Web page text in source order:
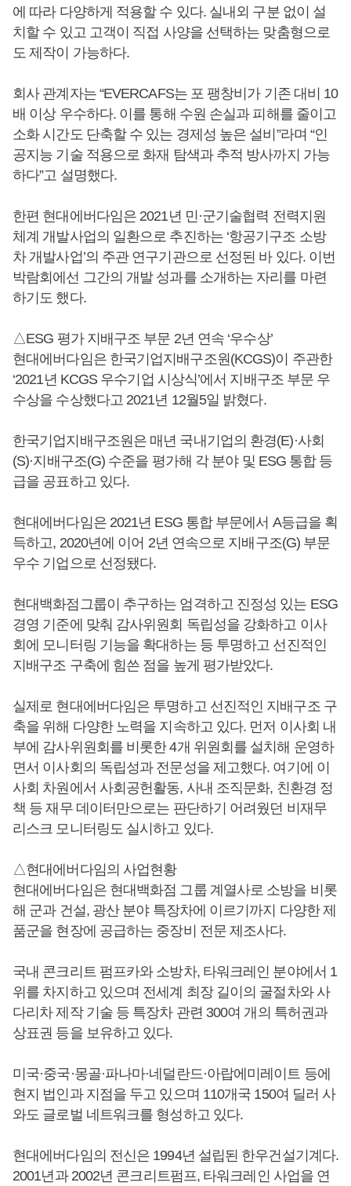
에 따라 다양하게 적용할 수 있다. 실내외 구분 없이 설
치할 수 있고 고객이 직접 사양을 선택하는 맞춤형으로
도 제작이 가능하다.
회사 관계자는 “EVERCAFS는 포 팽창비가 기존 대비 10
배 이상 우수하다. 이를 통해 수원 손실과 피해를 줄이고
소화 시간도 단축할 수 있는 경제성 높은 설비”라며 “인
공지능 기술 적용으로 화재 탐색과 추적 방사까지 가능
하다”고 설명했다.
한편 현대에버다임은 2021년 민·군기술협력 전력지원
체계 개발사업의 일환으로 추진하는 ‘항공기구조 소방
차 개발사업’의 주관 연구기관으로 선정된 바 있다. 이번
박람회에선 그간의 개발 성과를 소개하는 자리를 마련
하기도 했다.
△ESG 평가 지배구조 부문 2년 연속 ‘우수상’
현대에버다임은 한국기업지배구조원(KCGS)이 주관한
‘2021년 KCGS 우수기업 시상식’에서 지배구조 부문 우
수상을 수상했다고 2021년 12월5일 밝혔다.
한국기업지배구조원은 매년 국내기업의 환경(E)·사회
(S)·지배구조(G) 수준을 평가해 각 분야 및 ESG 통합 등
급을 공표하고 있다.
현대에버다임은 2021년 ESG 통합 부문에서 A등급을 획
득하고, 2020년에 이어 2년 연속으로 지배구조(G) 부문
우수 기업으로 선정됐다.
현대백화점그룹이 추구하는 엄격하고 진정성 있는 ESG
경영 기준에 맞춰 감사위원회 독립성을 강화하고 이사
회에 모니터링 기능을 확대하는 등 투명하고 선진적인
지배구조 구축에 힘쓴 점을 높게 평가받았다.
실제로 현대에버다임은 투명하고 선진적인 지배구조 구
축을 위해 다양한 노력을 지속하고 있다. 먼저 이사회 내
부에 감사위원회를 비롯한 4개 위원회를 설치해 운영하
면서 이사회의 독립성과 전문성을 제고했다. 여기에 이
사회 차원에서 사회공헌활동, 사내 조직문화, 친환경 정
책 등 재무 데이터만으로는 판단하기 어려웠던 비재무
리스크 모니터링도 실시하고 있다.
△현대에버다임의 사업현황
현대에버다임은 현대백화점 그룹 계열사로 소방을 비롯
해 군과 건설, 광산 분야 특장차에 이르기까지 다양한 제
품군을 현장에 공급하는 중장비 전문 제조사다.
국내 콘크리트 펌프카와 소방차, 타워크레인 분야에서 1
위를 차지하고 있으며 전세계 최장 길이의 굴절차와 사
다리차 제작 기술 등 특장차 관련 300여 개의 특허권과
상표권 등을 보유하고 있다.
미국·중국·몽골·파나마·네덜란드·아랍에미레이트 등에
현지 법인과 지점을 두고 있으며 110개국 150여 딜러 사
와도 글로벌 네트워크를 형성하고 있다.
현대에버다임의 전신은 1994년 설립된 한우건설기계다.
2001년과 2002년 콘크리트펌프, 타워크레인 사업을 연